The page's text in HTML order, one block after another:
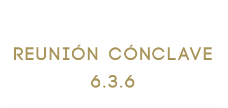
Reunión Cónclave
6.3.6